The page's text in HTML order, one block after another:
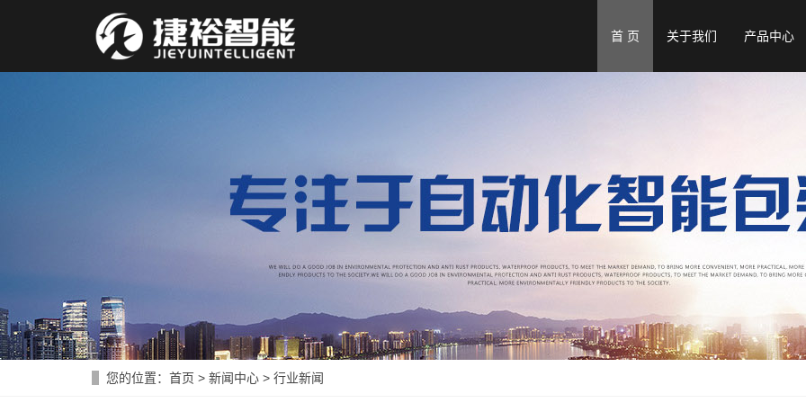
首 页 关于我们 产品中心
您的位置： 首页 > 新闻中心 > 行业新闻